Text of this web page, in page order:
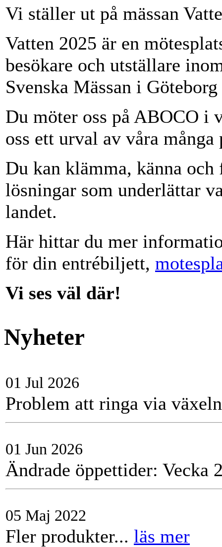
Vi ställer ut på mässan
Vatten 2025 är en
besökare och utställare
Svenska Mässan i
Du möter oss på ABOCO i
oss ett urval av våra
Du kan klämma, känna
lösningar som underlättar
landet.
Här hittar du mer
för din entrébiljett,
Vi ses väl där!
Nyheter
01 Jul 2026
Problem att ringa via
01 Jun 2026
Ändrade öppettider: Vecka
05 Maj 2022
Fler produkter... läs mer